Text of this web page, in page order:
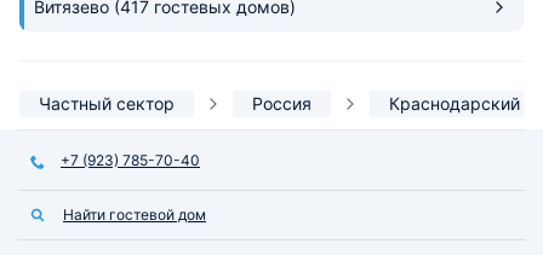
Витязево (417 гостевых домов)
Частный сектор Россия Краснодарский
+7 (923) 785-70-40
Найти гостевой дом